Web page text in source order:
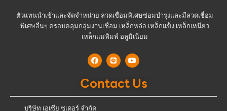
ตัวแทนนำเข้าและจัดจำหน่าย ลวดเชื่อมพิเศษซ่อมบำรุงและมีลวดเชื่อม
พิเศษอื่นๆ ครอบคลุมกลุ่มงานเชื่อม เหล็กหล่อ เหล็กแข็ง เหล็กเหนียว
เหล็กแม่พิมพ์ อลูมิเนียม
Contact Us
บริษัท เอเซีย ซูเดอร์ จำกัด